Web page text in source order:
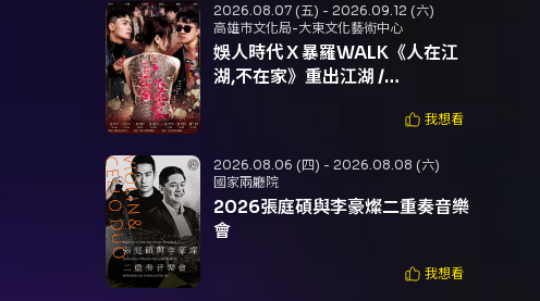
2026.08.07 (五) - 2026.09.12 (六)
高雄市文化局-大東文化藝術中心
娛人時代 X 暴羅WALK《人在江
湖,不在家》重出江湖 /
B.L.WALK《YOUNG AND 我想看
2026.08.06 (四) - 2026.08.08 (六)
國家兩廳院
2026張庭碩與李豪燦二重奏音樂
會
我想看